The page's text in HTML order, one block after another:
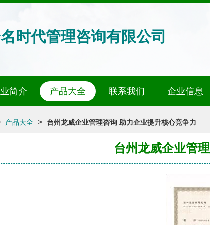
时代管理咨询有限公司
简介 产品大全 联系我们 企业信息
产品大全 > 台州龙威企业管理咨询 助力企业提升核心竞争力
台州龙威企业管